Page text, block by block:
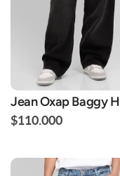
Jean Oxap Baggy
$110.000